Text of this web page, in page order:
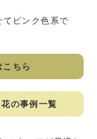
ピンク色系で
こちら
の事例一覧